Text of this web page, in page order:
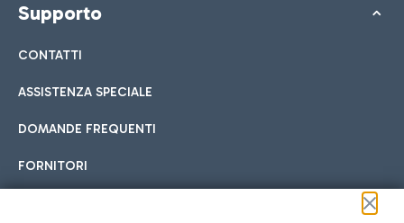
Supporto
CONTATTI
ASSISTENZA SPECIALE
DOMANDE FREQUENTI
FORNITORI